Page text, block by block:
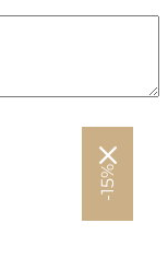
-15%